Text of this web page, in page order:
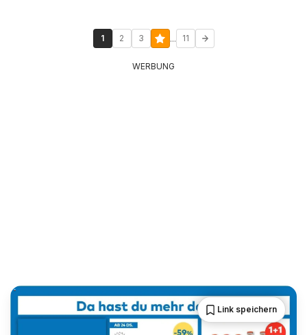
1 2 3 ... 11
WERBUNG
Link speichern